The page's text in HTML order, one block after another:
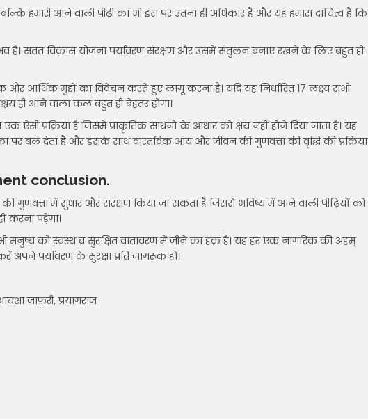
हमारी आने वाली पीढ़ी का भी इस पर उतना ही अधिकार है और यह हमारा दायित्व है कि
है। सतत विकास योजना पर्यावरण संरक्षण और उसमें संतुलन बनाए रखने के लिए बहुत ही
और आर्थिक मुद्दों का विवेचन करते हुए लागू करना है। यदि यह निर्धारित 17 लक्ष्य सभी
ही आने वाला कल बहुत ही बेहतर होगा।
ऐसी प्रक्रिया है जिसमें प्राकृतिक साधनों के आधार को क्षय नहीं होने दिया जाता है। यह
पर बल देता है और इसके साथ वास्तविक आय और जीवन की गुणवत्ता की वृद्धि की प्रक्रिया
conclusion.
की गुणवत्ता में सुधार और संरक्षण किया जा सकता है जिससे भविष्य में आने वाली पीढ़ियों को
करना पड़ेगा।
को स्वस्थ व सुरक्षित वातावरण में जीने का हक़ है। यह हर एक नागरिक की अहम्
अपने पर्यावरण के सुरक्षा प्रति जागरूक हो।
जाफ़री, प्रयागराज